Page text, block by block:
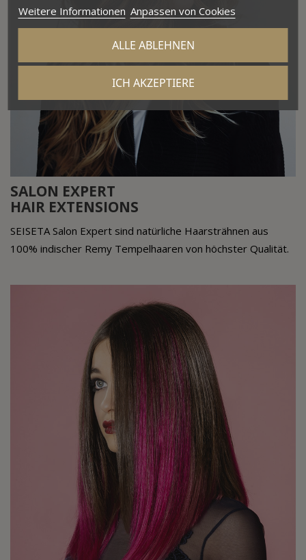
SALON EXPERT
HAIR EXTENSIONS
SEISETA Salon Expert sind natürliche Haarsträhnen aus
100% indischer Remy Tempelhaaren von höchster Qualität.
Weitere Informationen Anpassen von Cookies
ALLE ABLEHNEN
ICH AKZEPTIERE